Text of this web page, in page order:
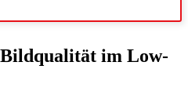
Bildqualität im Low-